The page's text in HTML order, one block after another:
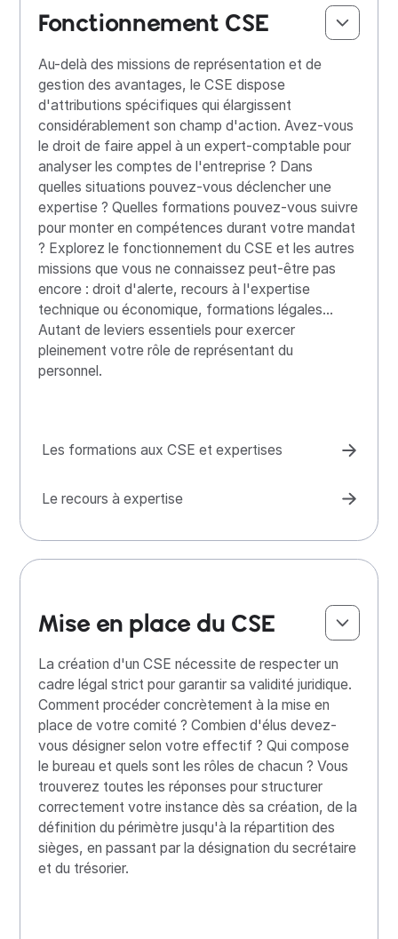
Fonctionnement CSE
Au-delà des missions de représentation et de
gestion des avantages, le CSE dispose
d'attributions spécifiques qui élargissent
considérablement son champ d'action. Avez-vous
le droit de faire appel à un expert-comptable pour
analyser les comptes de l'entreprise ? Dans
quelles situations pouvez-vous déclencher une
expertise ? Quelles formations pouvez-vous suivre
pour monter en compétences durant votre mandat
? Explorez le fonctionnement du CSE et les autres
missions que vous ne connaissez peut-être pas
encore : droit d'alerte, recours à l'expertise
technique ou économique, formations légales...
Autant de leviers essentiels pour exercer
pleinement votre rôle de représentant du
personnel.
Les formations aux CSE et expertises
Le recours à expertise
Mise en place du CSE
La création d'un CSE nécessite de respecter un
cadre légal strict pour garantir sa validité juridique.
Comment procéder concrètement à la mise en
place de votre comité ? Combien d'élus devez-
vous désigner selon votre effectif ? Qui compose
le bureau et quels sont les rôles de chacun ? Vous
trouverez toutes les réponses pour structurer
correctement votre instance dès sa création, de la
définition du périmètre jusqu'à la répartition des
sièges, en passant par la désignation du secrétaire
et du trésorier.